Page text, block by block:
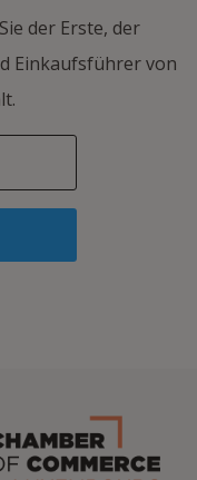
der Erste, der
Einkaufsführer von